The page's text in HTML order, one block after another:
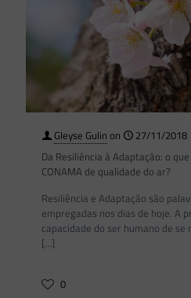
Gleyse Gulin on
27/11/2018
Da Resiliência à Adaptação: o
CONAMA de qualidade do ar?
Resiliência e Adaptação são
empregadas nos dias de hoje. A
capacidade do ser humano de
[…]
0